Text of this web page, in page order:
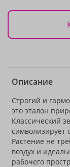
Описание
Строгий и
это эталон
Классический
символизирует
Растение не
воздух и
рабочего